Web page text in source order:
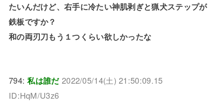
たいんだけど、右手に冷たい神肌剥ぎと猟犬ステップが
鉄板ですか？
和の両刃刀もう１つくらい欲しかったな
794:私は誰だ 2022/05/14(土) 21:50:09.15
ID:HqM/U3z6